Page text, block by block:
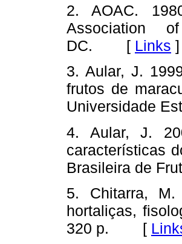
2. AOAC.
Association
DC. [ Links ]
3. Aular, J.
frutos de
Universidade
4. Aular, J.
características
Brasileira de
5. Chitarra,
hortaliças,
320 p. [